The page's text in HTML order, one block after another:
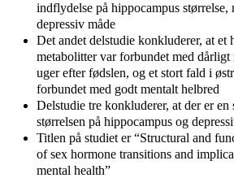
indflydelse på hippocampus størrelse,
depressiv måde
Det andet delstudie konkluderer, at et
metabolitter var forbundet med dårligt
uger efter fødslen, og et stort fald i
forbundet med godt mentalt helbred
Delstudie tre konkluderer, at der er
størrelsen på hippocampus og
Titlen på studiet er “Structural and
of sex hormone transitions and
mental health”